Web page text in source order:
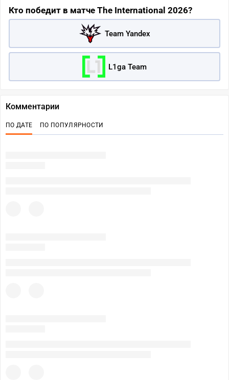
Кто победит в матче The International 2026?
Team Yandex
L1ga Team
Комментарии
ПО ДАТЕ ПО ПОПУЛЯРНОСТИ